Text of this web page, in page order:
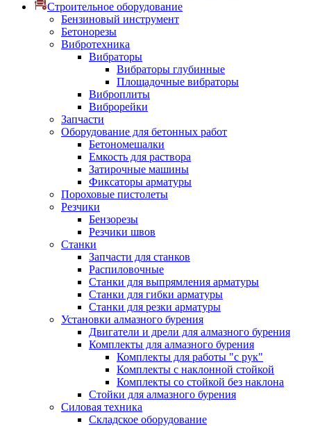
Строительное оборудование
Бензиновый инструмент
Бетонорезы
Вибротехника
Вибраторы
Вибраторы глубинные
Площадочные вибраторы
Виброплиты
Виброрейки
Запчасти
Оборудование для бетонных работ
Бетономешалки
Емкость для раствора
Затирочные машины
Фиксаторы арматуры
Пороховые пистолеты
Резчики
Бензорезы
Резчики швов
Станки
Запчасти для станков
Распиловочные
Станки для выпрямления арматуры
Станки для гибки арматуры
Станки для резки арматуры
Установки алмазного бурения
Двигатели и дрели для алмазного бурения
Комплекты для алмазного бурения
Комплекты для работы "с рук"
Комплекты с наклонной стойкой
Комплекты со стойкой без наклона
Стойки для алмазного бурения
Силовая техника
Складское оборудование